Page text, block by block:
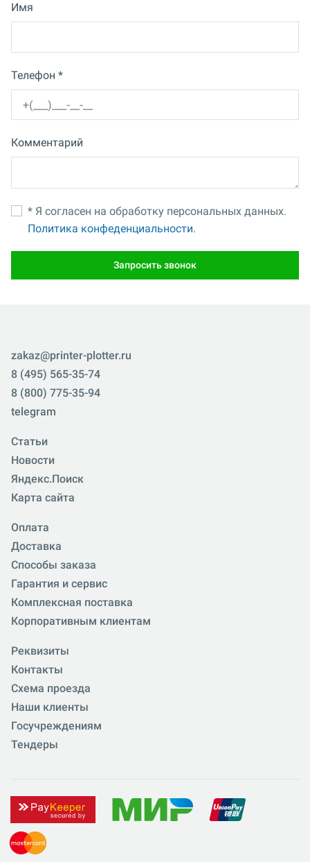
Имя
Телефон *
Комментарий
* Я согласен на обработку персональных данных.
Политика конфеденциальности.
Запросить звонок
zakaz@printer-plotter.ru
8 (495) 565-35-74
8 (800) 775-35-94
telegram
Статьи
Новости
Яндекс.Поиск
Карта сайта
Оплата
Доставка
Способы заказа
Гарантия и сервис
Комплексная поставка
Корпоративным клиентам
Реквизиты
Контакты
Схема проезда
Наши клиенты
Госучреждениям
Тендеры